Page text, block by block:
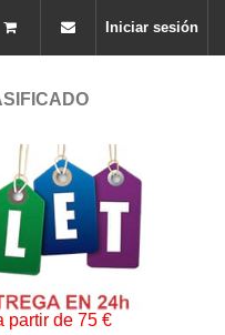
Iniciar sesión
partir de 75 €